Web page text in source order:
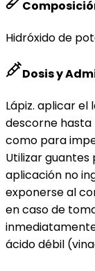
Hidróxido de
Dosis y
Lápiz. aplicar el
descorne
como para
Utilizar guantes
aplicación no
exponerse al
en caso de
ácido débil